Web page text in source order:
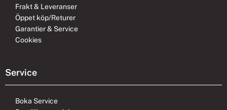
Frakt & Leveranser
Öppet köp/Returer
Garantier & Service
Cookies
Service
Boka Service